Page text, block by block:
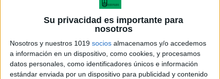
Su privacidad es importante para
nosotros
Nosotros y nuestros 1019 socios almacenamos y/o accedemos
a información en un dispositivo, como cookies, y procesamos
datos personales, como identificadores únicos e información
estándar enviada por un dispositivo para publicidad y contenido
Santo es día de duelo y, finalmente, el Domingo de
Pascua se celebra la resurrección.
ÚNETE A NUESTRO GRUPO EXCLUSIVO DE
WHATSAPP